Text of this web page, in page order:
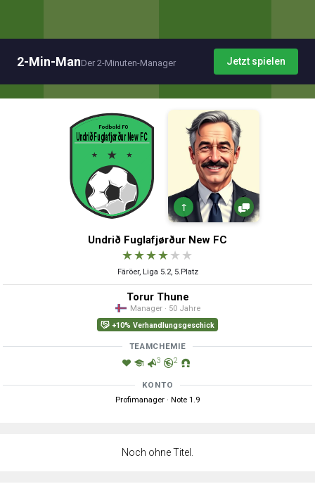
2-Min-ManDer 2-Minuten-Manager Jetzt spielen
↑
Undrið Fuglafjørður New FC
★★★★★ ★
Färöer, Liga 5.2, 5.Platz
Torur Thune
Manager · 50 Jahre
+10% Verhandlungsgeschick
TEAMCHEMIE
3 2
KONTO
Profimanager · Note 1.9
Noch ohne Titel.